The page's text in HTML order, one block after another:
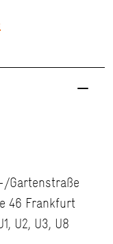
Gartenstraße
46 Frankfurt
U2, U3, U8